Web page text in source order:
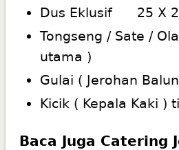
Dus Eklusif 25 X
Tongseng / Sate /
utama )
Gulai ( Jerohan
Kicik ( Kepala Kaki )
Baca Juga Catering